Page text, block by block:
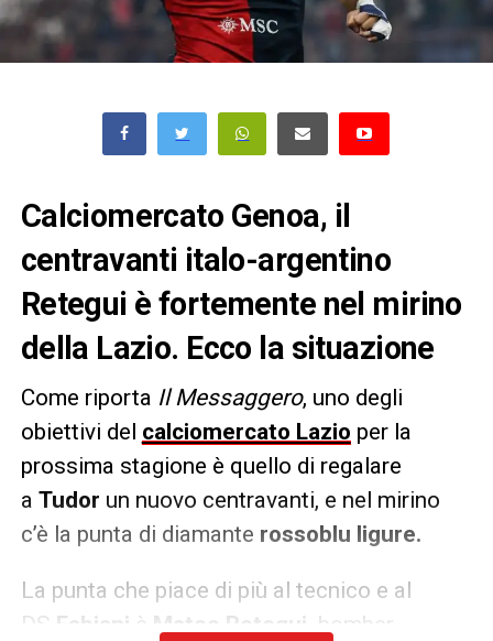
Calciomercato Genoa, il
centravanti italo-argentino
Retegui è fortemente nel mirino
della Lazio. Ecco la situazione
Come riporta Il Messaggero, uno degli
obiettivi del calciomercato Lazio per la
prossima stagione è quello di regalare
a Tudor un nuovo centravanti, e nel mirino
c’è la punta di diamante rossoblu ligure.
La punta che piace di più al tecnico e al
DS Fabiani è Mateo Retegui, bomber